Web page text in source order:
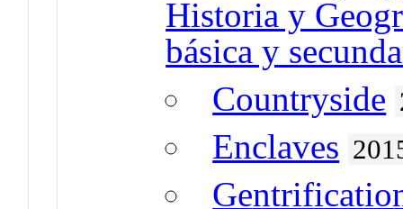
Historia y
básica y
Countryside
Enclaves